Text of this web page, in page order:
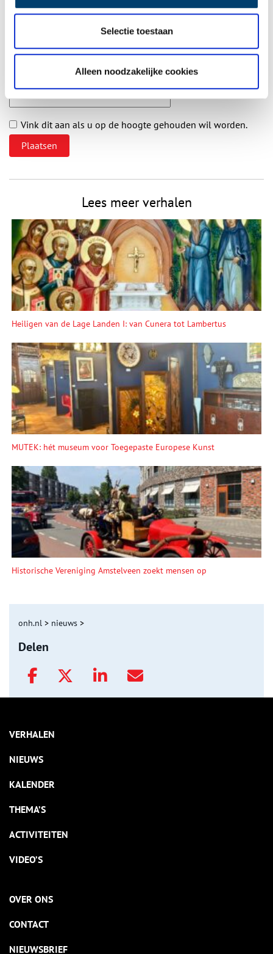
Selectie toestaan
Alleen noodzakelijke cookies
gepubliceerd.
Vink dit aan als u op de hoogte gehouden wil worden.
Lees meer verhalen
Heiligen van de Lage Landen I: van Cunera tot Lambertus
MUTEK: hét museum voor Toegepaste Europese Kunst
Historische Vereniging Amstelveen zoekt mensen op
onh.nl > nieuws >
Delen
VERHALEN
NIEUWS
KALENDER
THEMA’S
ACTIVITEITEN
VIDEO’S
OVER ONS
CONTACT
NIEUWSBRIEF